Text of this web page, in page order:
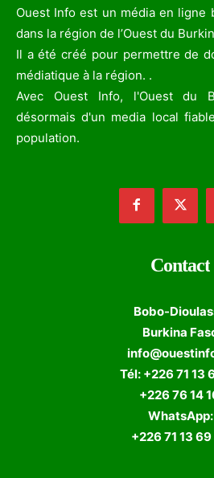
Ouest Info est un média en ligne
dans la région de l’Ouest du
Il a été créé pour permettre de
médiatique à la région. .
Avec Ouest Info, l'Ouest du
désormais d'un media local
population.
Contact
Bobo-
Burkina
Tél: +226 71 13
+226 76 14
WhatsApp:
+226 71 13